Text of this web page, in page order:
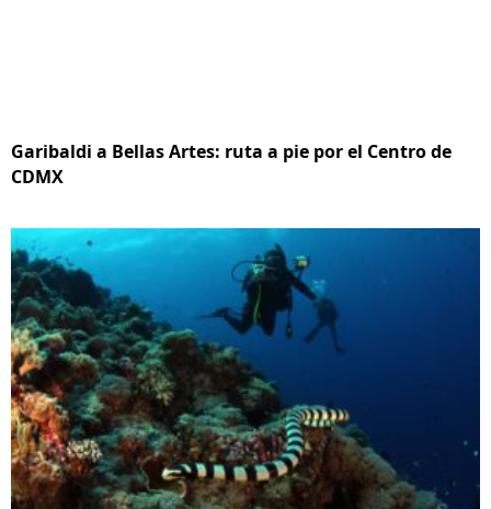
Garibaldi a Bellas Artes: ruta a pie por el Centro de
CDMX